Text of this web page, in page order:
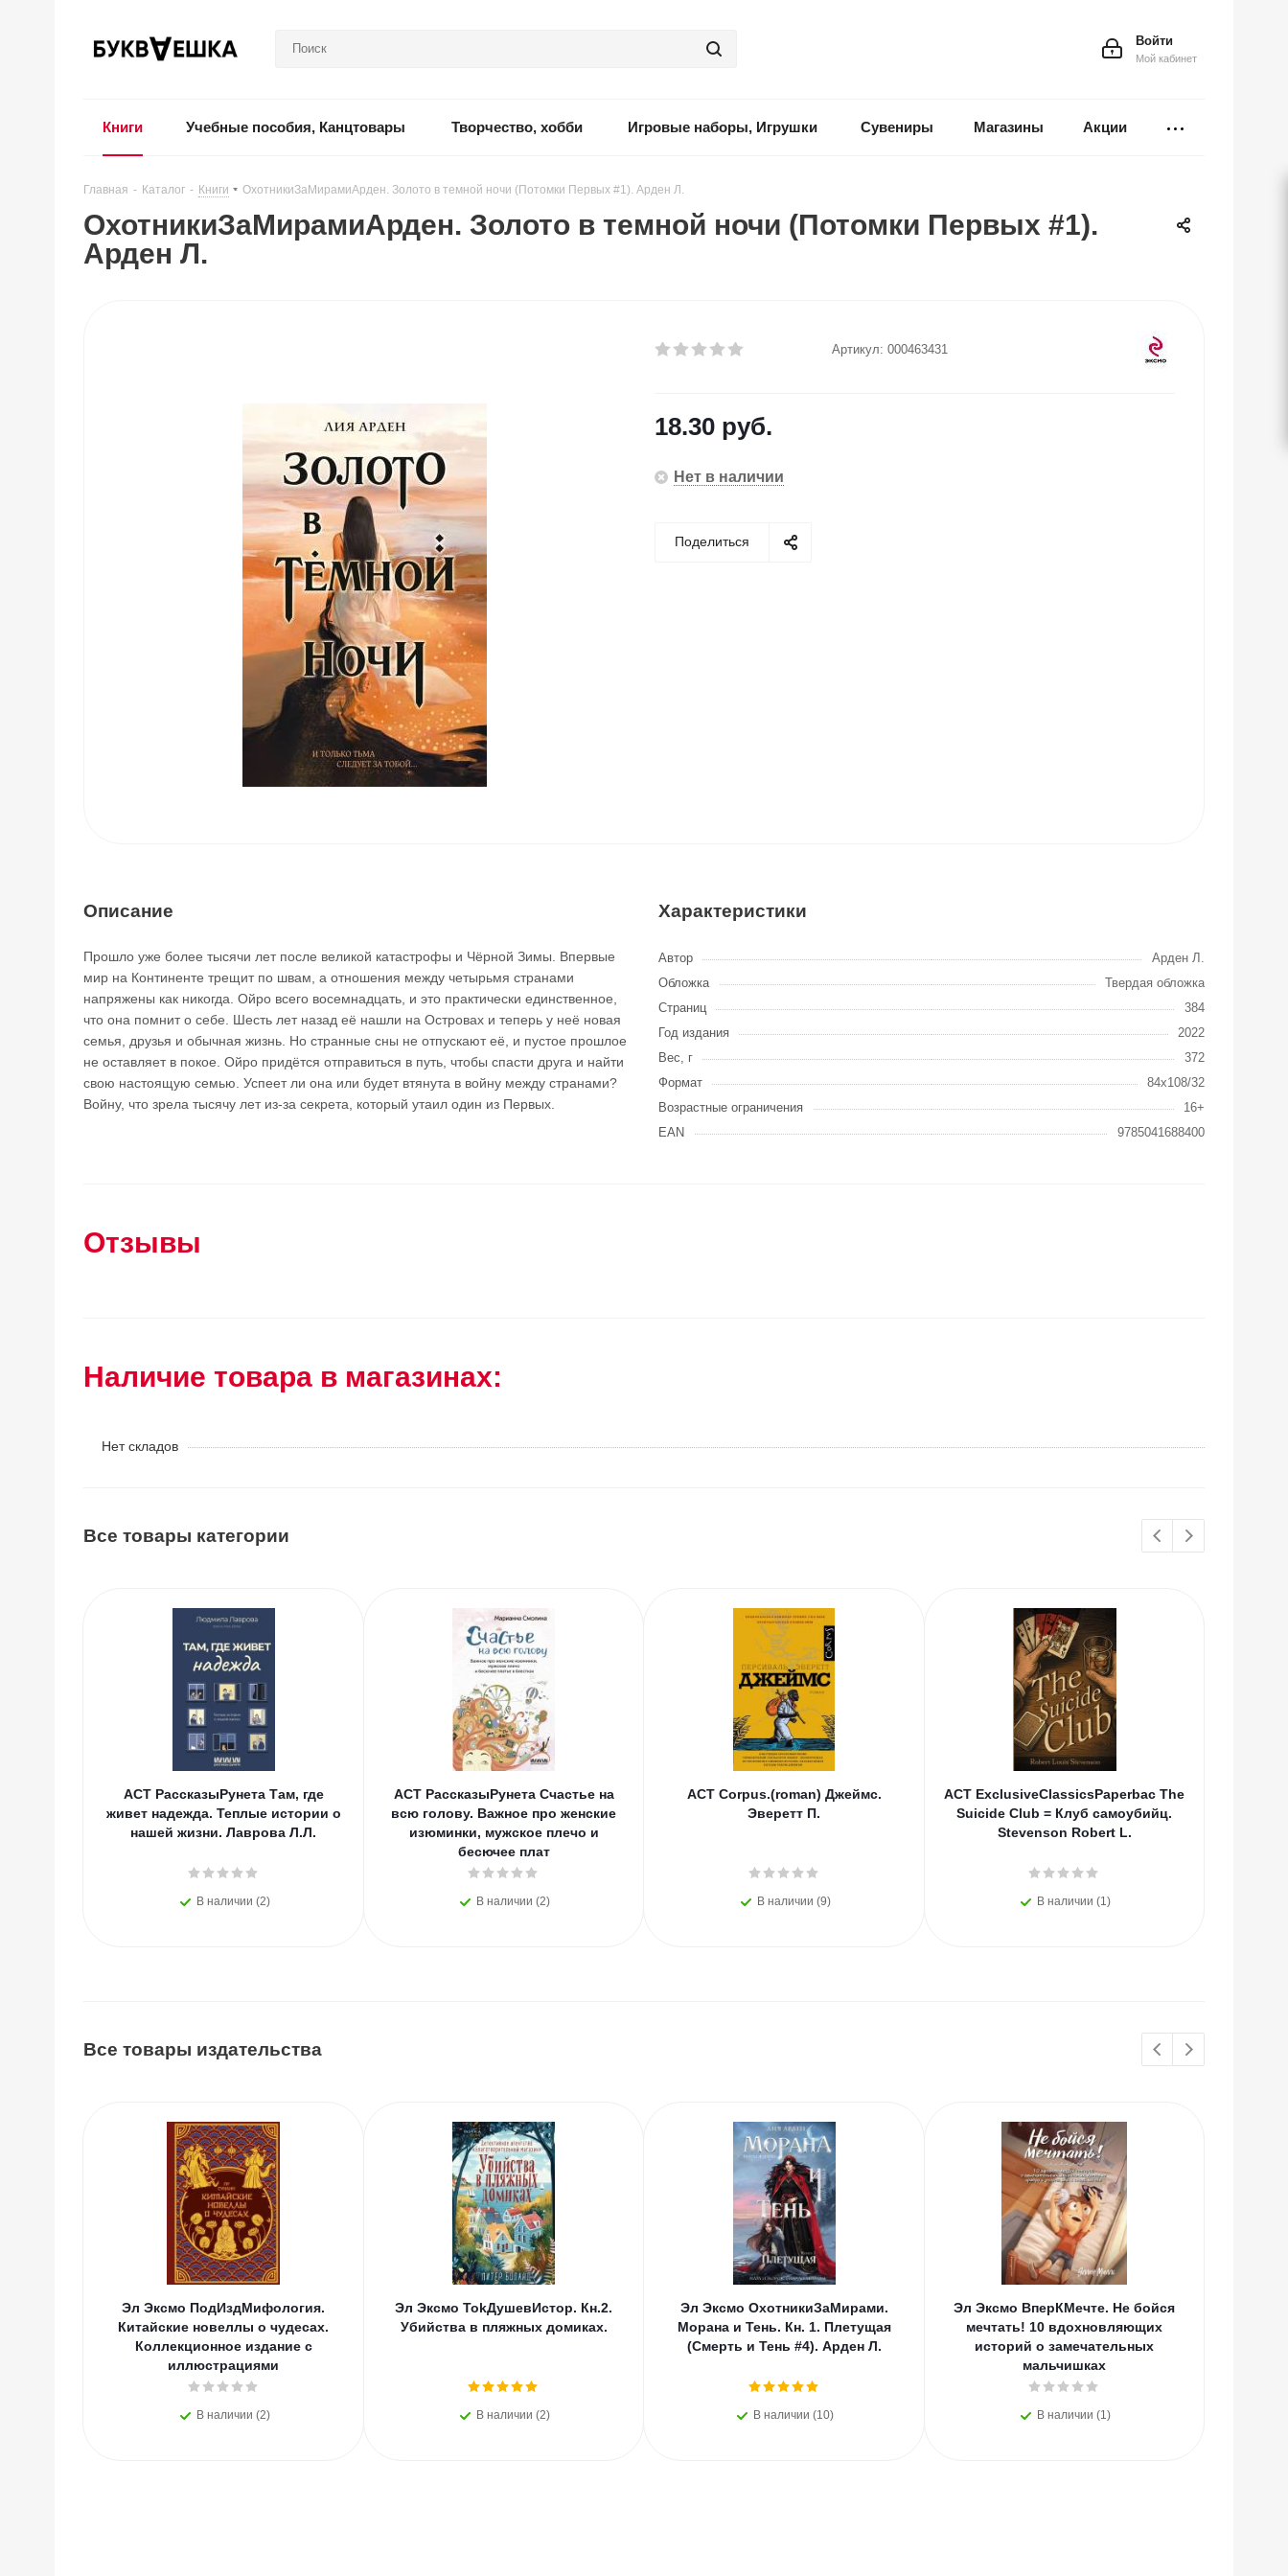
Войти
Мой кабинет
Книги Учебные пособия, Канцтовары Творчество, хобби Игровые наборы, Игрушки Сувениры Магазины Акции
Главная - Каталог - Книги - ОхотникиЗаМирамиАрден. Золото в темной ночи (Потомки Первых #1). Арден Л.
ОхотникиЗаМирамиАрден. Золото в темной ночи (Потомки Первых #1).
Арден Л.
Артикул: 000463431
18.30 руб.
Нет в наличии
Поделиться
Описание
Прошло уже более тысячи лет после великой катастрофы и Чёрной Зимы. Впервые
мир на Континенте трещит по швам, а отношения между четырьмя странами
напряжены как никогда. Ойро всего восемнадцать, и это практически единственное,
что она помнит о себе. Шесть лет назад её нашли на Островах и теперь у неё новая
семья, друзья и обычная жизнь. Но странные сны не отпускают её, и пустое прошлое
не оставляет в покое. Ойро придётся отправиться в путь, чтобы спасти друга и найти
свою настоящую семью. Успеет ли она или будет втянута в войну между странами?
Войну, что зрела тысячу лет из-за секрета, который утаил один из Первых.
Характеристики
Автор
Арден Л.
Обложка
Твердая обложка
Страниц
384
Год издания
2022
Вес, г
372
Формат
84x108/32
Возрастные ограничения
16+
EAN
9785041688400
Отзывы
Наличие товара в магазинах:
Нет складов
Все товары категории
АСТ РассказыРунета Там, где
живет надежда. Теплые истории о
нашей жизни. Лаврова Л.Л.
В наличии (2)
АСТ РассказыРунета Счастье на
всю голову. Важное про женские
изюминки, мужское плечо и
бесючее плат
В наличии (2)
АСТ Corpus.(roman) Джеймс.
Эверетт П.
В наличии (9)
АСТ ExclusiveClassicsPaperbac The
Suicide Club = Клуб самоубийц.
Stevenson Robert L.
В наличии (1)
Все товары издательства
Эл Эксмо ПодИздМифология.
Китайские новеллы о чудесах.
Коллекционное издание с
иллюстрациями
В наличии (2)
Эл Эксмо TokДушевИстор. Кн.2.
Убийства в пляжных домиках.
В наличии (2)
Эл Эксмо ОхотникиЗаМирами.
Морана и Тень. Кн. 1. Плетущая
(Смерть и Тень #4). Арден Л.
В наличии (10)
Эл Эксмо ВперКМечте. Не бойся
мечтать! 10 вдохновляющих
историй о замечательных
мальчишках
В наличии (1)